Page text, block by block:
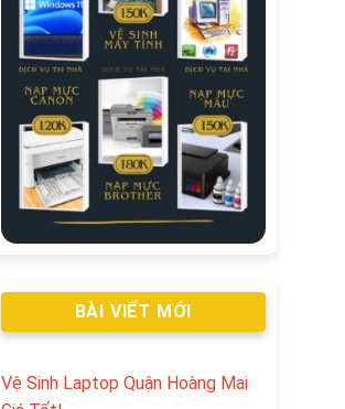
BÀI VIẾT MỚI
Vệ Sinh Laptop Quận Hoàng Mai